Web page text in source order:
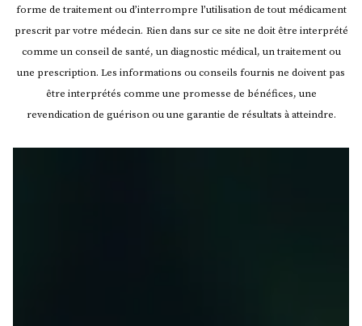
forme de traitement ou d’interrompre l’utilisation de tout médicament
prescrit par votre médecin. Rien dans sur ce site ne doit être interprété
comme un conseil de santé, un diagnostic médical, un traitement ou
une prescription. Les informations ou conseils fournis ne doivent pas
être interprétés comme une promesse de bénéfices, une
revendication de guérison ou une garantie de résultats à atteindre.